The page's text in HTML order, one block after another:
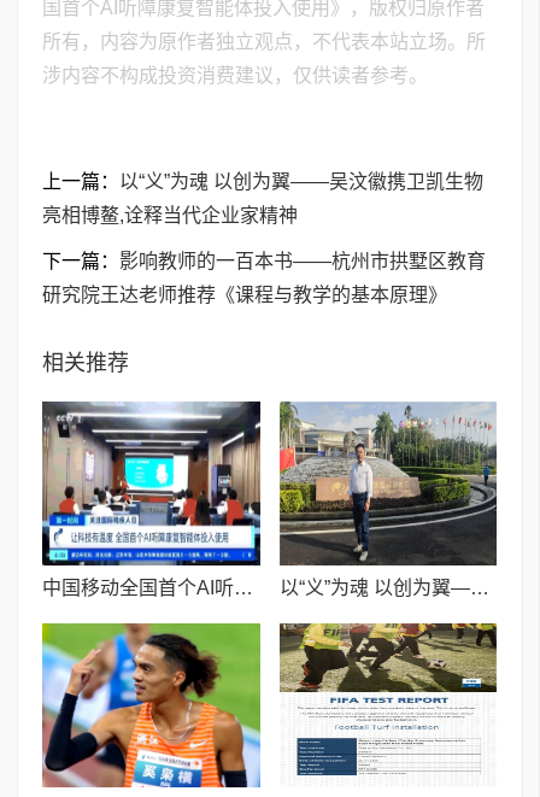
国首个AI听障康复智能体投入使用》，版权归原作者
所有，内容为原作者独立观点，不代表本站立场。所
涉内容不构成投资消费建议，仅供读者参考。
上一篇： 以“义”为魂 以创为翼——吴汶徽携卫凯生物
亮相博鳌,诠释当代企业家精神
下一篇： 影响教师的一百本书——杭州市拱墅区教育
研究院王达老师推荐《课程与教学的基本原理》
相关推荐
中国移动全国首个AI听障康复智能体投入使用 以“义”为魂 以创为翼——吴汶徽携卫凯生物亮相博鳌,诠释当代企业家精神